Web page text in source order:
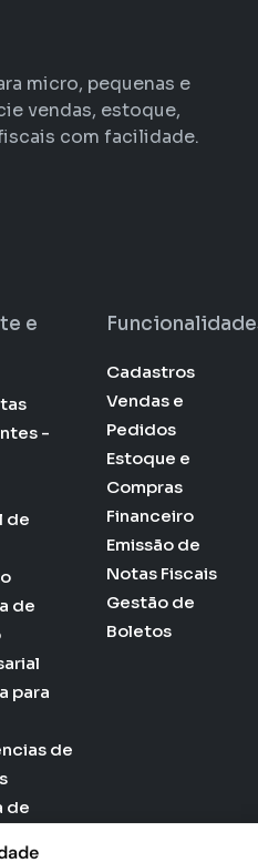
micro, pequenas e
vendas, estoque,
com facilidade.
e
-
de
de
para
de
de
Cadastros
Vendas e
Pedidos
Estoque e
Compras
Financeiro
Emissão de
Notas Fiscais
Gestão de
Boletos